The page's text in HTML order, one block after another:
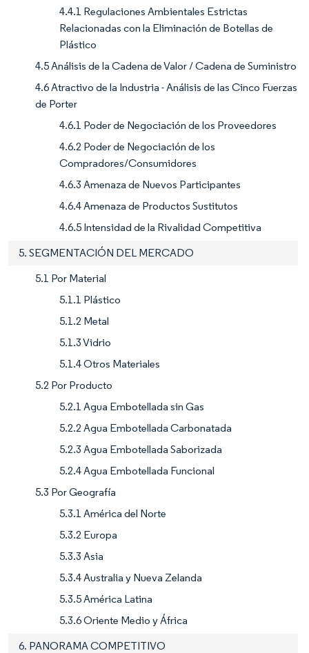
4.4.1 Regulaciones Ambientales Estrictas
Relacionadas con la Eliminación de Botellas de
Plástico
4.5 Análisis de la Cadena de Valor / Cadena de Suministro
4.6 Atractivo de la Industria - Análisis de las Cinco Fuerzas
de Porter
4.6.1 Poder de Negociación de los Proveedores
4.6.2 Poder de Negociación de los
Compradores/Consumidores
4.6.3 Amenaza de Nuevos Participantes
4.6.4 Amenaza de Productos Sustitutos
4.6.5 Intensidad de la Rivalidad Competitiva
5. SEGMENTACIÓN DEL MERCADO
5.1 Por Material
5.1.1 Plástico
5.1.2 Metal
5.1.3 Vidrio
5.1.4 Otros Materiales
5.2 Por Producto
5.2.1 Agua Embotellada sin Gas
5.2.2 Agua Embotellada Carbonatada
5.2.3 Agua Embotellada Saborizada
5.2.4 Agua Embotellada Funcional
5.3 Por Geografía
5.3.1 América del Norte
5.3.2 Europa
5.3.3 Asia
5.3.4 Australia y Nueva Zelanda
5.3.5 América Latina
5.3.6 Oriente Medio y África
6. PANORAMA COMPETITIVO